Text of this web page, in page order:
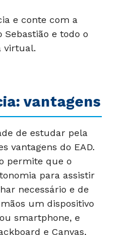
e conte com a
Sebastião e todo o
virtual.
vantagens
de estudar pela
vantagens do EAD.
permite que o
para assistir
necessário e de
um dispositivo
smartphone, e
e Canvas,